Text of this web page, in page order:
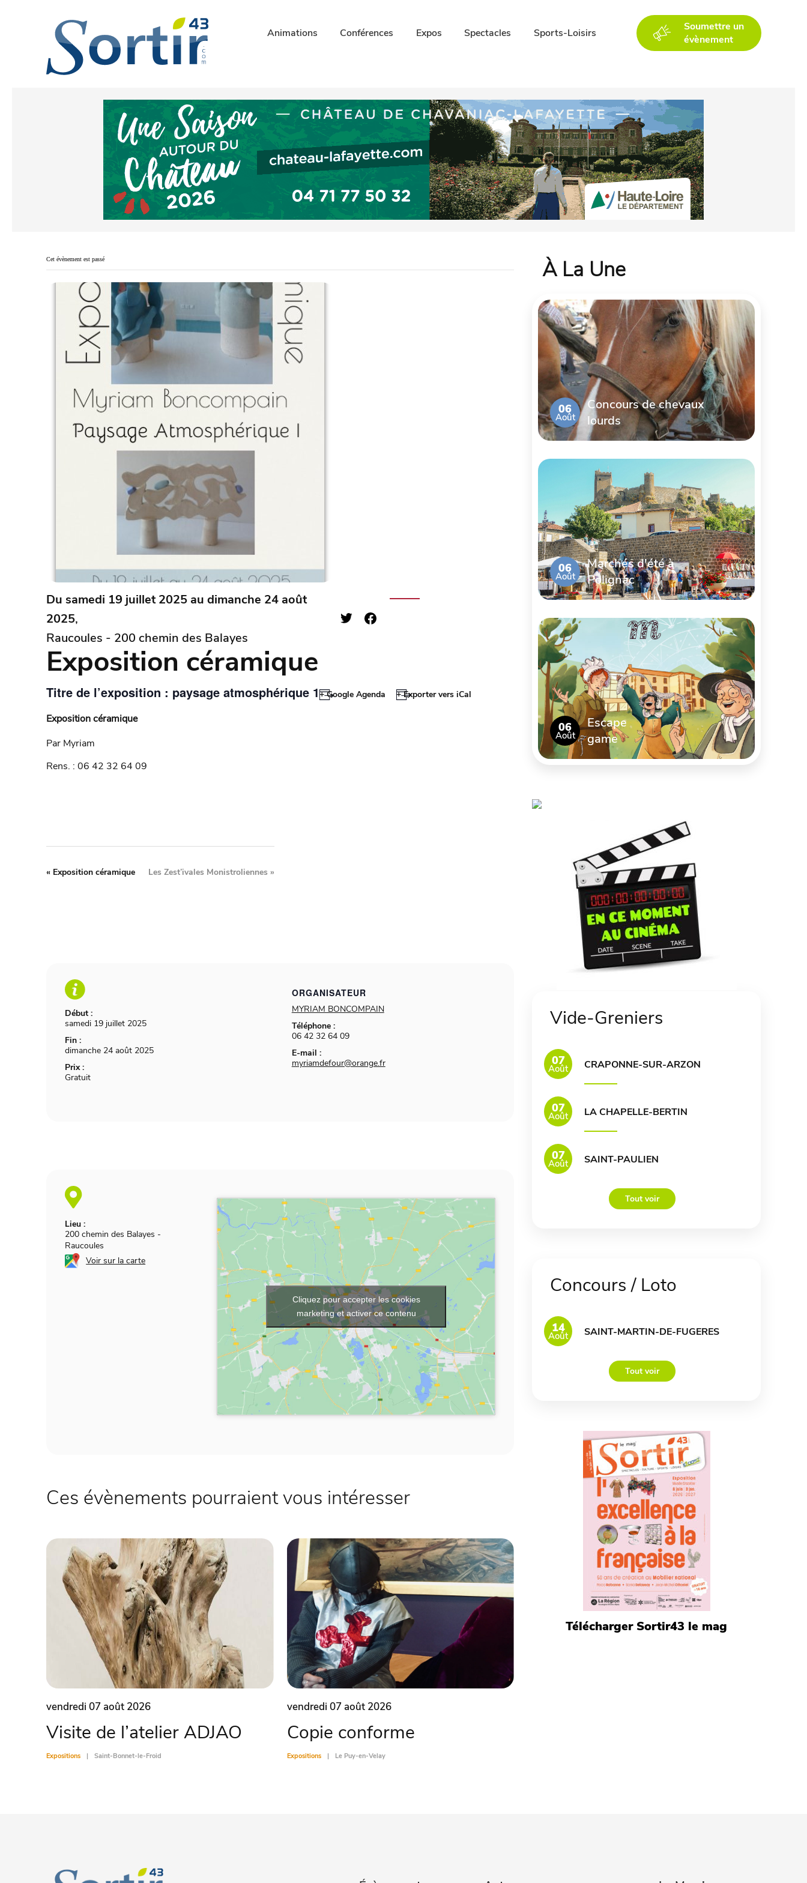
Animations Conférences Expos Spectacles Sports-Loisirs
Soumettre un
évènement
Cet évènement est passé
Du samedi 19 juillet 2025 au dimanche 24 août
2025,
Raucoules - 200 chemin des Balayes
Exposition céramique
Titre de l’exposition : paysage atmosphérique 1
Exposition céramique
Par Myriam
Rens. : 06 42 32 64 09
+ Google Agenda + Exporter vers iCal
Début :
samedi 19 juillet 2025
Fin :
dimanche 24 août 2025
Prix :
Gratuit
ORGANISATEUR
MYRIAM BONCOMPAIN
Téléphone :
06 42 32 64 09
E-mail :
myriamdefour@orange.fr
Lieu :
200 chemin des Balayes -
Raucoules
Voir sur la carte
Cliquez pour accepter les cookies
marketing et activer ce contenu
« Exposition céramique Les Zest’ivales Monistroliennes »
Ces évènements pourraient vous intéresser
vendredi 07 août 2026
Visite de l’atelier ADJAO
Expositions Saint-Bonnet-le-Froid
vendredi 07 août 2026
Copie conforme
Expositions Le Puy-en-Velay
À La Une
06
Août
Concours de chevaux
lourds
06
Août
Marchés d'été à
Polignac
06
Août
Escape
game
Vide-Greniers
07
Août CRAPONNE-SUR-ARZON
07
Août LA CHAPELLE-BERTIN
07
Août SAINT-PAULIEN
Tout voir
Concours / Loto
14
Août SAINT-MARTIN-DE-FUGERES
Tout voir
Télécharger Sortir43 le mag